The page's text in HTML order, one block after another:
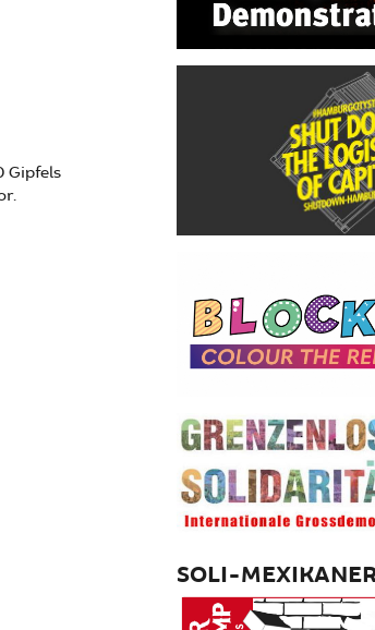
Gipfels
SOLI-